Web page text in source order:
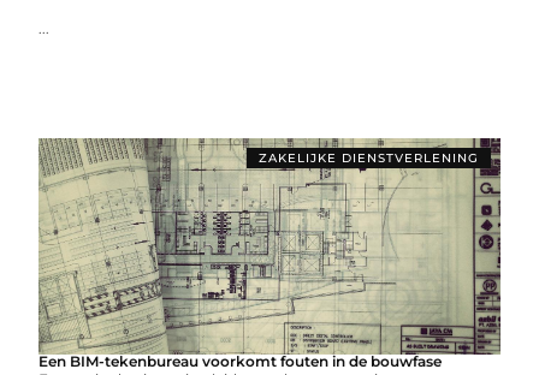
...
ZAKELIJKE DIENSTVERLENING
Een BIM-tekenbureau voorkomt fouten in de bouwfase